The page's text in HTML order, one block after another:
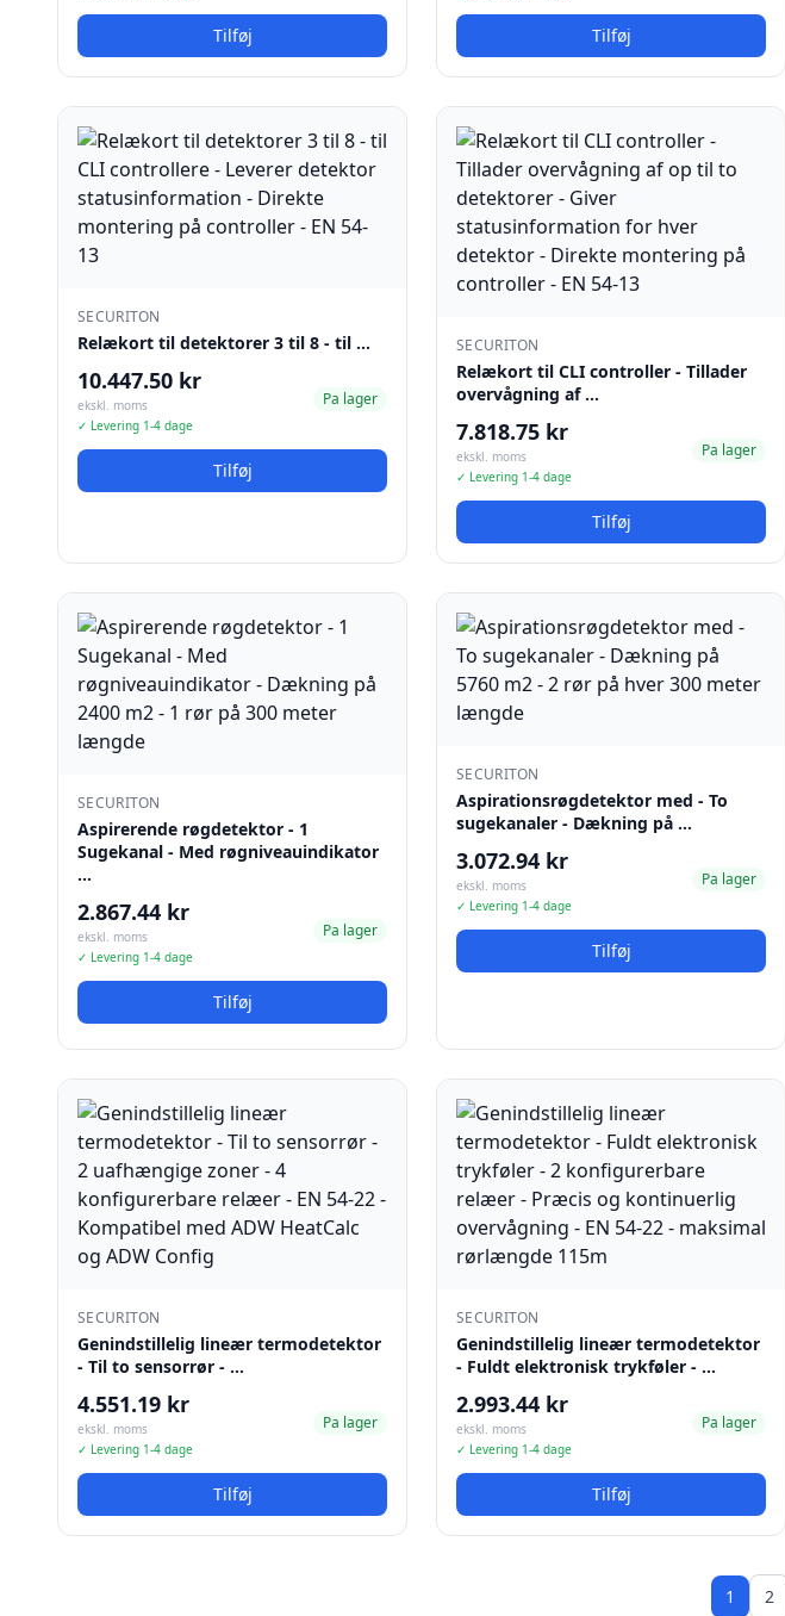
Tilføj Tilføj
SECURITON
Relækort til detektorer 3 til 8 - til …
10.447.50 kr
ekskl. moms
✓ Levering 1-4 dage
Pa lager
Tilføj
SECURITON
Relækort til CLI controller - Tillader
overvågning af …
7.818.75 kr
ekskl. moms
✓ Levering 1-4 dage
Pa lager
Tilføj
SECURITON
Aspirerende røgdetektor - 1
Sugekanal - Med røgniveauindikator
…
2.867.44 kr
ekskl. moms
✓ Levering 1-4 dage
Pa lager
Tilføj
SECURITON
Aspirationsrøgdetektor med - To
sugekanaler - Dækning på …
3.072.94 kr
ekskl. moms
✓ Levering 1-4 dage
Pa lager
Tilføj
SECURITON
Genindstillelig lineær termodetektor
- Til to sensorrør - …
4.551.19 kr
ekskl. moms
✓ Levering 1-4 dage
Pa lager
Tilføj
SECURITON
Genindstillelig lineær termodetektor
- Fuldt elektronisk trykføler - …
2.993.44 kr
ekskl. moms
✓ Levering 1-4 dage
Pa lager
Tilføj
1 2